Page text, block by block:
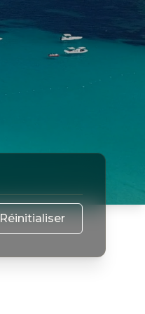
Réinitialiser